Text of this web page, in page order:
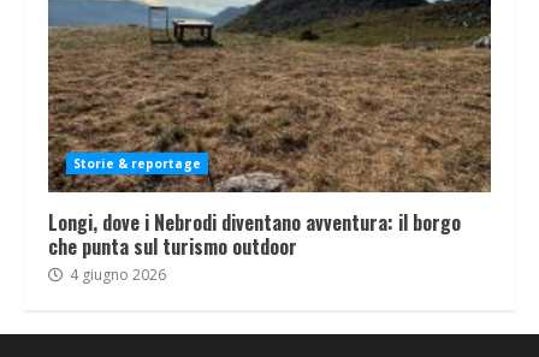
Storie & reportage
Longi, dove i Nebrodi diventano avventura: il borgo
che punta sul turismo outdoor
4 giugno 2026